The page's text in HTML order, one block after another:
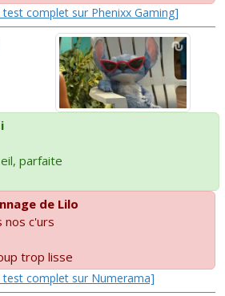
test complet sur Phenixx Gaming]
parfaite
de Lilo
nos c'urs
trop lisse
test complet sur Numerama]